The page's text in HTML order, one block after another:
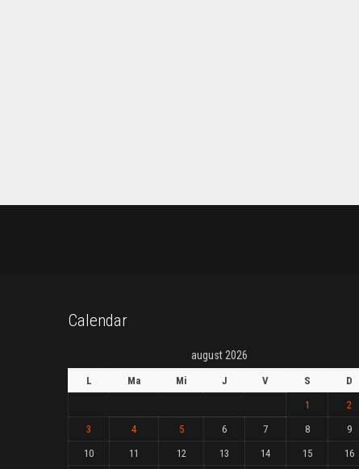
Calendar
august 2026
L Ma Mi J V S
D
1
2
3
4 5 6 7 8
9
10
11 12 13 14 15 16